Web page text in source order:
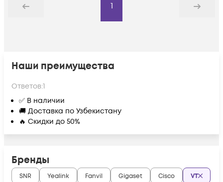
Назад
1
Дальше
Наши преимущества
Ответов:1
✅ В наличии
🚚 Доставка по Узбекистану
🔥 Скидки до 50%
Бренды
SNR Yealink Fanvil Gigaset Cisco VT